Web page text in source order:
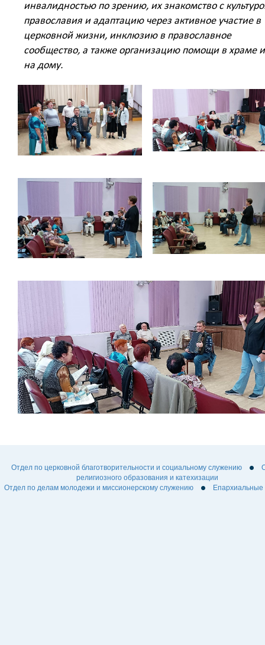
инвалидностью по зрению, их знакомство с
православия и адаптацию через активное участие в
церковной жизни, инклюзию в православное
сообщество, а также организацию помощи в храме и
на дому.
Отдел по церковной благотворительности и социальному служению
религиозного образования и катехизации
Отдел по делам молодежи и миссионерскому служению
Епархиальные